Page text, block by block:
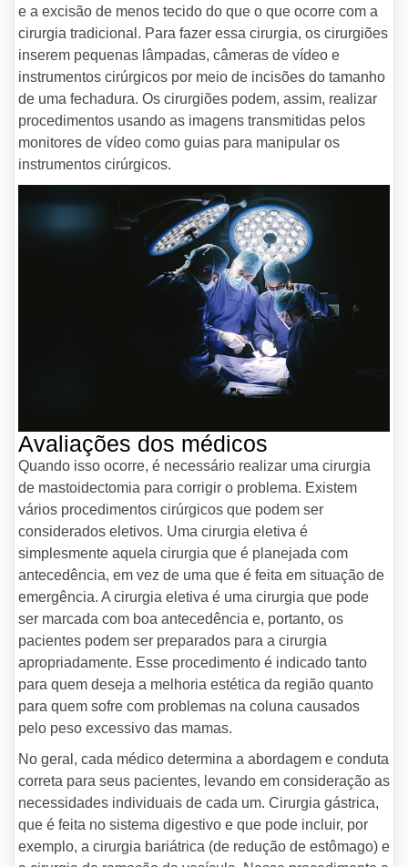
e a excisão de menos tecido do que o que ocorre com a
cirurgia tradicional. Para fazer essa cirurgia, os cirurgiões
inserem pequenas lâmpadas, câmeras de vídeo e
instrumentos cirúrgicos por meio de incisões do tamanho
de uma fechadura. Os cirurgiões podem, assim, realizar
procedimentos usando as imagens transmitidas pelos
monitores de vídeo como guias para manipular os
instrumentos cirúrgicos.
Avaliações dos médicos
Quando isso ocorre, é necessário realizar uma cirurgia
de mastoidectomia para corrigir o problema. Existem
vários procedimentos cirúrgicos que podem ser
considerados eletivos. Uma cirurgia eletiva é
simplesmente aquela cirurgia que é planejada com
antecedência, em vez de uma que é feita em situação de
emergência. A cirurgia eletiva é uma cirurgia que pode
ser marcada com boa antecedência e, portanto, os
pacientes podem ser preparados para a cirurgia
apropriadamente. Esse procedimento é indicado tanto
para quem deseja a melhoria estética da região quanto
para quem sofre com problemas na coluna causados
pelo peso excessivo das mamas.
No geral, cada médico determina a abordagem e conduta
correta para seus pacientes, levando em consideração as
necessidades individuais de cada um. Cirurgia gástrica,
que é feita no sistema digestivo e que pode incluir, por
exemplo, a cirurgia bariátrica (de redução de estômago) e